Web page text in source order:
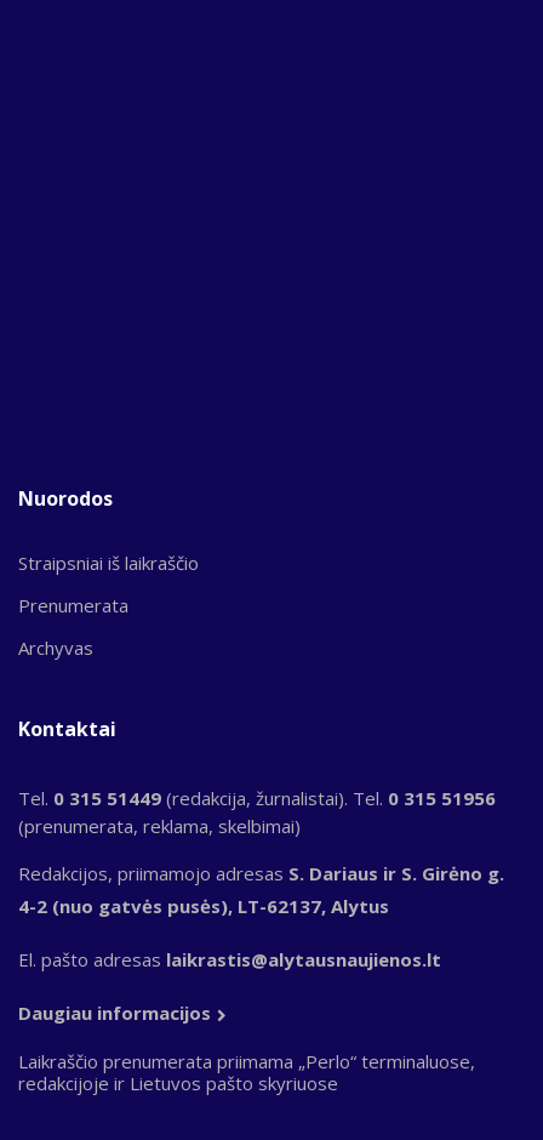
Nuorodos
Straipsniai iš laikraščio
Prenumerata
Archyvas
Kontaktai
Tel. 0 315 51449 (redakcija, žurnalistai). Tel. 0 315 51956
(prenumerata, reklama, skelbimai)
Redakcijos, priimamojo adresas S. Dariaus ir S. Girėno g.
4-2 (nuo gatvės pusės), LT-62137, Alytus
El. pašto adresas laikrastis@alytausnaujienos.lt
Daugiau informacijos
Laikraščio prenumerata priimama „Perlo“ terminaluose,
redakcijoje ir Lietuvos pašto skyriuose